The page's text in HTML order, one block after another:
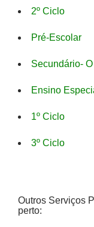
2º Ciclo
Pré-Escolar
Secundário-
Ensino
1º Ciclo
3º Ciclo
Outros Serviços
perto: